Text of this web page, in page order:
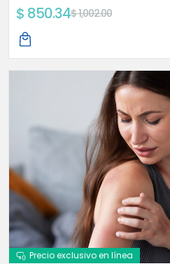
$ 850.34$ 1,002.00
Precio exclusivo en línea